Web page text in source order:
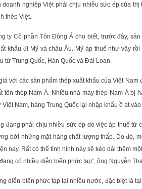
nghiệp Việt phải chịu nhiều sức ép của thị
thép Việt.
ty Cổ phần Tôn Đông Á cho biết, trước đây,
khẩu đi Mỹ và châu Âu. Mỹ áp thuế như vậy
từ Trung Quốc, Hàn Quốc và Đài Loan.
với các sản phẩm thép xuất khẩu của Việt Nam
thép Nam Á. Nhiều nhà máy thép Nam Á bị
Nam, hàng Trung Quốc lại nhập khẩu ồ ạt
đang phải chịu nhiều sức ép do việc áp thuế từ
bởi những mặt hàng chất lượng thấp. Do đó,
nay. Rất có thể tình hình này sẽ kéo dài thêm
có nhiều diễn biến phức tạp”, ông Nguyễn
diễn biến phức tạp tại nhiều nước, đặc biệt là